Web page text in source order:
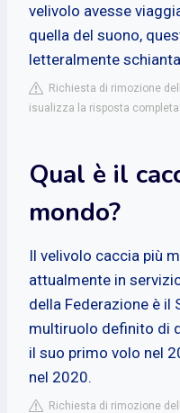
velivolo avesse
quella del suono,
letteralmente
Richiesta di rimozione
isualizza la risposta
Qual è il
mondo?
Il velivolo caccia più
attualmente in
della Federazione è il
multiruolo definito di
il suo primo volo nel
nel 2020.
Richiesta di rimozione